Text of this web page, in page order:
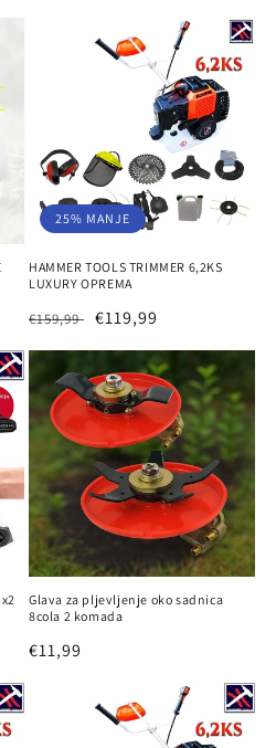
25% MANJE
HAMMER TOOLS TRIMMER 6,2KS
LUXURY OPREMA
Redovna
cijena
€159,99 Prodajna
cijena
€119,99
Glava za pljevljenje oko sadnica
8cola 2 komada
Redovna
€11,99